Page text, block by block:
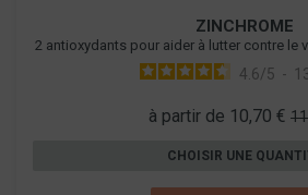
ZINCHROME
2 antioxydants pour aider à lutter contre le
4.6/5 -
à partir de 10,70 €
CHOISIR UNE